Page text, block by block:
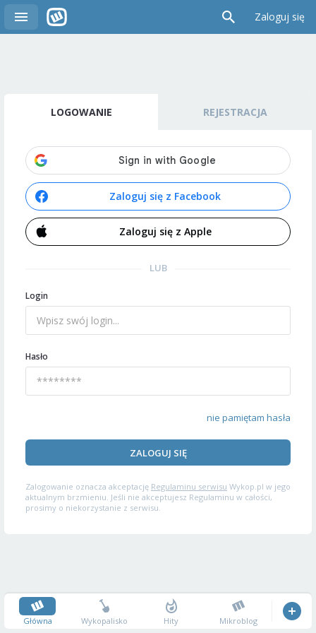
Zaloguj się
LOGOWANIE REJESTRACJA
Zaloguj się z Facebook
Zaloguj się z Apple
LUB
Login
Hasło
nie pamiętam hasła
ZALOGUJ SIĘ
Zalogowanie oznacza akceptację Regulaminu serwisu Wykop.pl w jego
aktualnym brzmieniu. Jeśli nie akceptujesz Regulaminu w całości,
prosimy o niekorzystanie z serwisu.
Główna Wykopalisko Hity Mikroblog